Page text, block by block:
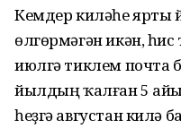
Кемдер киләһе
өлгөрмәгән икән,
июлгә тиклем почта
йылдың ҡалған 5
һеҙгә августан килә